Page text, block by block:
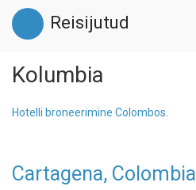
Liigu
edasi
põhisisu
Reisijutud
Kolumbia
Hotelli broneerimine Colombos
Cartagena, Colombia